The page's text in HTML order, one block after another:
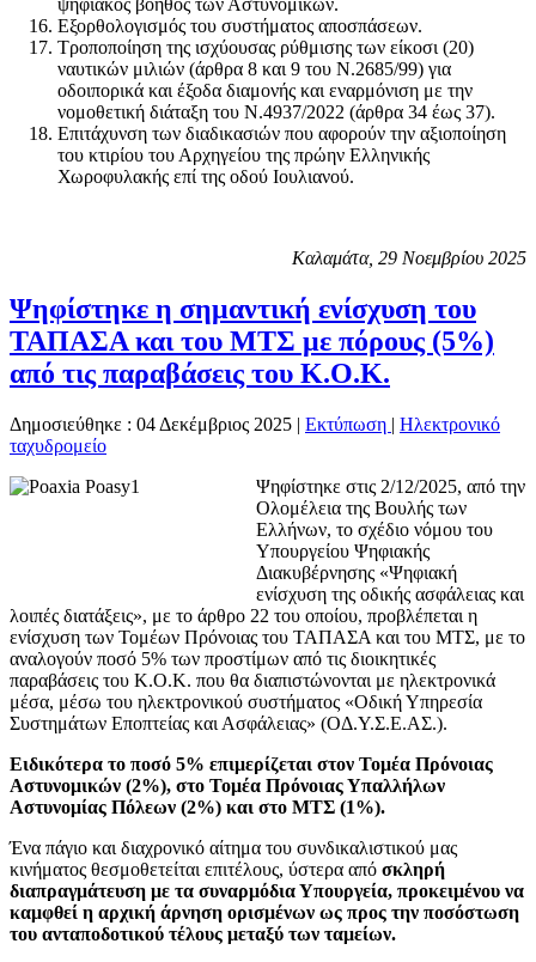
Εξορθολογισμός του συστήματος αποσπάσεων.
Τροποποίηση της ισχύουσας ρύθμισης των είκοσι (20)
ναυτικών μιλιών (άρθρα 8 και 9 του Ν.2685/99) για
οδοιπορικά και έξοδα διαμονής και εναρμόνιση με την
νομοθετική διάταξη του Ν.4937/2022 (άρθρα 34 έως 37).
Επιτάχυνση των διαδικασιών που αφορούν την αξιοποίηση
του κτιρίου του Αρχηγείου της πρώην Ελληνικής
Χωροφυλακής επί της οδού Ιουλιανού.
Καλαμάτα, 29 Νοεμβρίου 2025
Ψηφίστηκε η σημαντική ενίσχυση του
ΤΑΠΑΣΑ και του ΜΤΣ με πόρους (5%)
από τις παραβάσεις του Κ.Ο.Κ.
Δημοσιεύθηκε : 04 Δεκέμβριος 2025 | Εκτύπωση | Ηλεκτρονικό
ταχυδρομείο
Ψηφίστηκε στις 2/12/2025, από την
Ολομέλεια της Βουλής των
Ελλήνων, το σχέδιο νόμου του
Υπουργείου Ψηφιακής
Διακυβέρνησης «Ψηφιακή
ενίσχυση της οδικής ασφάλειας και
λοιπές διατάξεις», με το άρθρο 22 του οποίου, προβλέπεται η
ενίσχυση των Τομέων Πρόνοιας του ΤΑΠΑΣΑ και του ΜΤΣ, με το
αναλογούν ποσό 5% των προστίμων από τις διοικητικές
παραβάσεις του Κ.Ο.Κ. που θα διαπιστώνονται με ηλεκτρονικά
μέσα, μέσω του ηλεκτρονικού συστήματος «Οδική Υπηρεσία
Συστημάτων Εποπτείας και Ασφάλειας» (ΟΔ.Υ.Σ.Ε.ΑΣ.).
Ειδικότερα το ποσό 5% επιμερίζεται στον Τομέα Πρόνοιας
Αστυνομικών (2%), στο Τομέα Πρόνοιας Υπαλλήλων
Αστυνομίας Πόλεων (2%) και στο ΜΤΣ (1%).
Ένα πάγιο και διαχρονικό αίτημα του συνδικαλιστικού μας
κινήματος θεσμοθετείται επιτέλους, ύστερα από σκληρή
διαπραγμάτευση με τα συναρμόδια Υπουργεία, προκειμένου να
καμφθεί η αρχική άρνηση ορισμένων ως προς την ποσόστωση
του ανταποδοτικού τέλους μεταξύ των ταμείων.